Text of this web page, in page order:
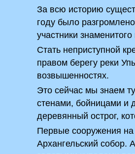
За всю историю
году было
участники
Стать неприступной
правом берегу реки
возвышенностях.
Это сейчас мы знаем
стенами, бойницами и
деревянный острог,
Первые сооружения
Архангельский собор.